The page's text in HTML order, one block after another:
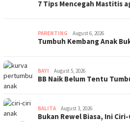
7 Tips Mencegah Mastitis
PARENTING August 6, 2026
Tumbuh Kembang Anak
BAYI August 5, 2026
BB Naik Belum Tentu
BALITA August 3, 2026
Bukan Rewel Biasa, Ini